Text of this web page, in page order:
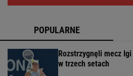
POPULARNE
Rozstrzygnęli mecz
w trzech setach